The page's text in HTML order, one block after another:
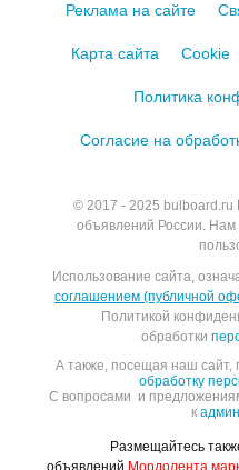
© 2017 - 2025 bulboard.ru
объявлений России. Нам
Использование сайта,
соглашением (публичной
Политикой
обработки
А также, посещая наш сайт,
обработку
С вопросами и
к
Реклама на сайте
Карта сайта Cookie
Политика
Согласие на
Размещайтесь
объявлений